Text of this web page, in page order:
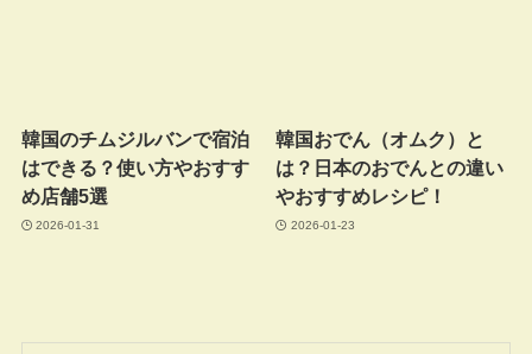
韓国のチムジルバンで宿泊
はできる？使い方やおすす
め店舗5選
2026-01-31
韓国おでん（オムク）と
は？日本のおでんとの違い
やおすすめレシピ！
2026-01-23